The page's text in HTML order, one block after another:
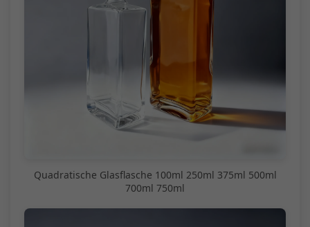
Quadratische Glasflasche 100ml 250ml 375ml 500ml
700ml 750ml